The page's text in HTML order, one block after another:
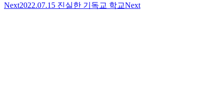
Next2022.07.15 진실한 기독교 학교Next